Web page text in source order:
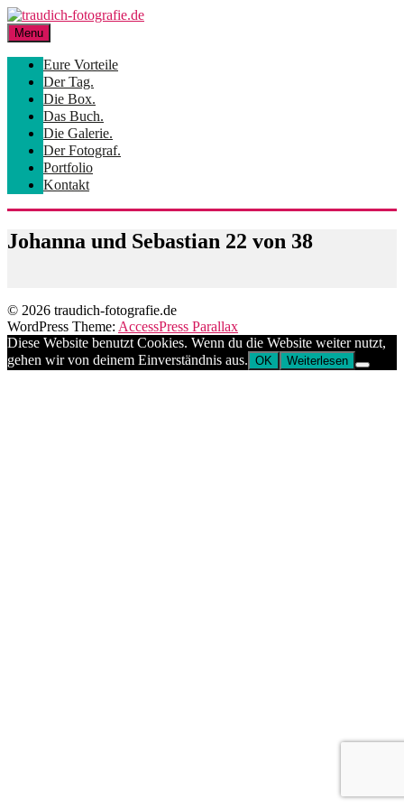
Skip
to
content
Menu
Eure Vorteile
Der Tag.
Die Box.
Das Buch.
Die Galerie.
Der Fotograf.
Portfolio
Kontakt
Johanna und Sebastian 22 von 38
© 2026 traudich-fotografie.de
WordPress Theme: AccessPress Parallax
Diese Website benutzt Cookies. Wenn du die Website weiter nutzt,
gehen wir von deinem Einverständnis aus. OK Weiterlesen